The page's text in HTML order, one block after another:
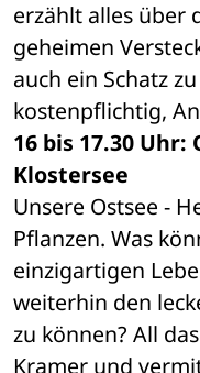
erzählt alles über
geheimen
auch ein Schatz
kostenpflichtig,
16 bis 17.30
Klostersee
Unsere Ostsee -
Pflanzen. Was
einzigartigen
weiterhin den
zu können? All
Kramer und